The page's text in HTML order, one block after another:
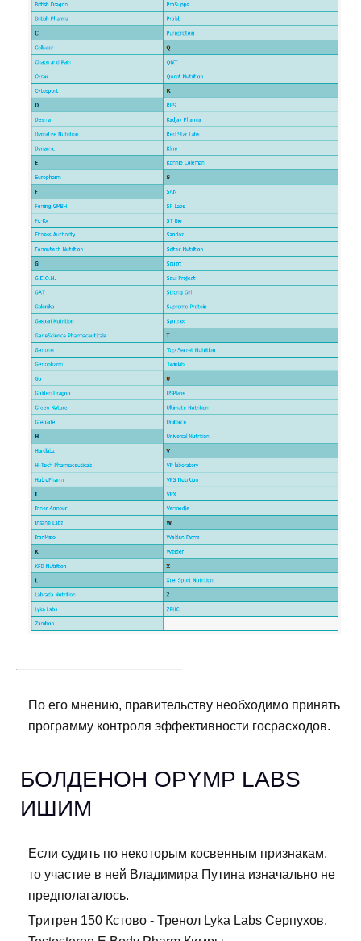
По его мнению, правительству необходимо принять
программу контроля эффективности госрасходов.
БОЛДЕНОН OPYMP LABS
ИШИМ
Если судить по некоторым косвенным признакам,
то участие в ней Владимира Путина изначально не
предполагалось.
Тритрен 150 Кстово - Тренол Lyka Labs Серпухов,